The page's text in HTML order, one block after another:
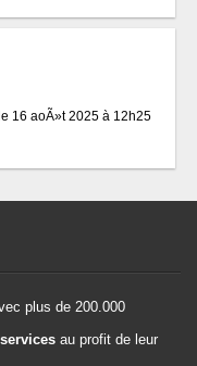
le 16 aoÃ»t 2025 à 12h25
plus de 200.000
services au profit de leur